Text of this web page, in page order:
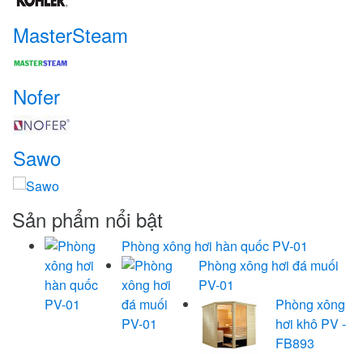
MasterSteam
Nofer
Sawo
Sản phẩm nổi bật
Phòng xông hơi hàn quốc PV-01
Phòng xông hơi đá muối
PV-01
Phòng xông
hơi khô PV -
FB893